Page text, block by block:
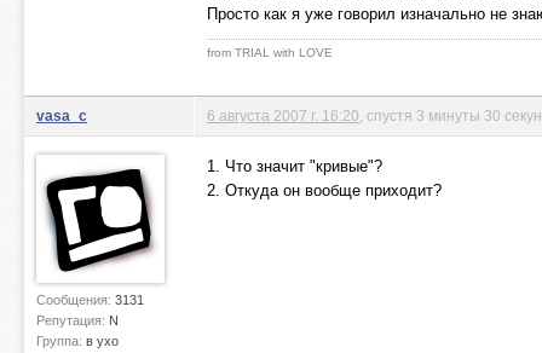
Просто как я уже говорил изначально не
from TRIAL with LOVE
vasa_c
Сообщения: 3131
Репутация: N
Группа: в ухо
6 августа 2007 г. 16:20 , спустя 3 минуты 30
1. Что значит "кривые"?
2. Откуда он вообще приходит?